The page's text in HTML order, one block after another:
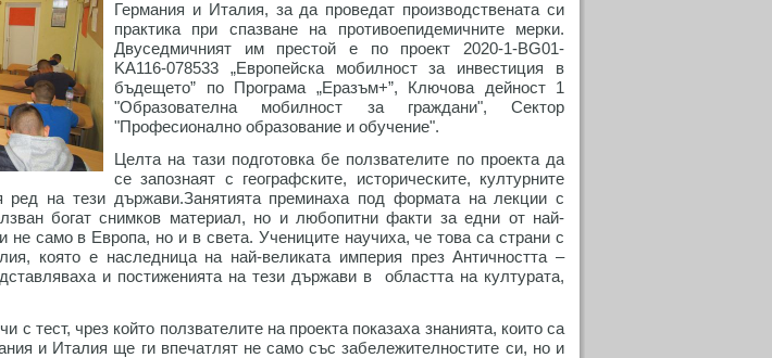
Германия и Италия, за да проведат производствената си
практика при спазване на противоепидемичните мерки.
Двуседмичният им престой е по проект 2020-1-BG01-
KA116-078533 „Европейска мобилност за инвестиция в
бъдещето” по Програма „Еразъм+”, Ключова дейност 1
"Образователна мобилност за граждани", Сектор
"Професионално образование и обучение".
Целта на тази подготовка бе ползвателите по проекта да
се запознаят с географските, историческите, културните
ред на тези държави.Занятията преминаха под формата на лекции с
богат снимков материал, но и любопитни факти за едни от най-
не само в Европа, но и в света. Учениците научиха, че това са страни с
която е наследница на най-великата империя през Античността –
и постиженията на тези държави в областта на културата,
с тест, чрез който ползвателите на проекта показаха знанията, които са
и Италия ще ги впечатлят не само със забележителностите си, но и